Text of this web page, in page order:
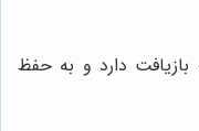
بازیافت دارد و به حفظ